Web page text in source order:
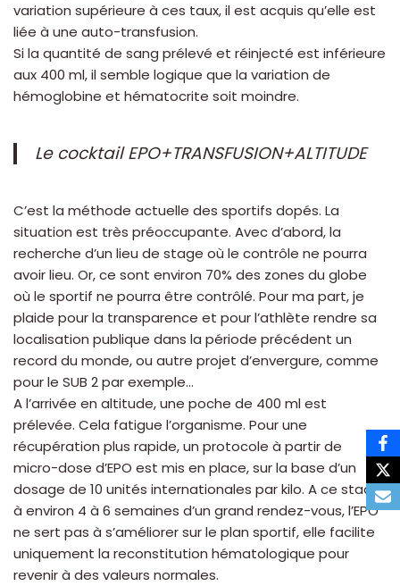
variation supérieure à ces taux, il est acquis qu’elle est
liée à une auto-transfusion.
Si la quantité de sang prélevé et réinjecté est inférieure
aux 400 ml, il semble logique que la variation de
hémoglobine et hématocrite soit moindre.
Le cocktail EPO+TRANSFUSION+ALTITUDE
C’est la méthode actuelle des sportifs dopés. La
situation est très préoccupante. Avec d’abord, la
recherche d’un lieu de stage où le contrôle ne pourra
avoir lieu. Or, ce sont environ 70% des zones du globe
où le sportif ne pourra être contrôlé. Pour ma part, je
plaide pour la transparence et pour l’athlète rendre sa
localisation publique dans la période précédent un
record du monde, ou autre projet d’envergure, comme
pour le SUB 2 par exemple…
A l’arrivée en altitude, une poche de 400 ml est
prélevée. Cela fatigue l’organisme. Pour une
récupération plus rapide, un protocole à partir de
micro-dose d’EPO est mis en place, sur la base d’un
dosage de 10 unités internationales par kilo. A ce stade,
à environ 4 à 6 semaines d’un grand rendez-vous, l’EPO
ne sert pas à s’améliorer sur le plan sportif, elle facilite
uniquement la reconstitution hématologique pour
revenir à des valeurs normales.